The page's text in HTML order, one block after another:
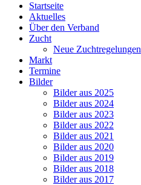
Startseite
Aktuelles
Über den Verband
Zucht
Neue Zuchtregelungen
Markt
Termine
Bilder
Bilder aus 2025
Bilder aus 2024
Bilder aus 2023
Bilder aus 2022
Bilder aus 2021
Bilder aus 2020
Bilder aus 2019
Bilder aus 2018
Bilder aus 2017